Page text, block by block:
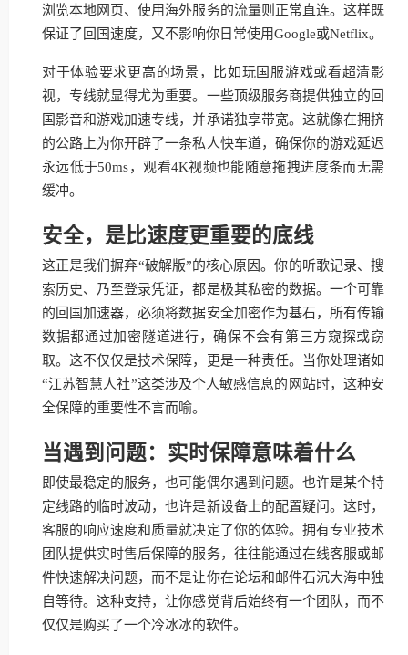
浏览本地网页、使用海外服务的流量则正常直连。这样既
保证了回国速度，又不影响你日常使用Google或Netflix。
对于体验要求更高的场景，比如玩国服游戏或看超清影
视，专线就显得尤为重要。一些顶级服务商提供独立的回
国影音和游戏加速专线，并承诺独享带宽。这就像在拥挤
的公路上为你开辟了一条私人快车道，确保你的游戏延迟
永远低于50ms，观看4K视频也能随意拖拽进度条而无需
缓冲。
安全，是比速度更重要的底线
这正是我们摒弃“破解版”的核心原因。你的听歌记录、搜
索历史、乃至登录凭证，都是极其私密的数据。一个可靠
的回国加速器，必须将数据安全加密作为基石，所有传输
数据都通过加密隧道进行，确保不会有第三方窥探或窃
取。这不仅仅是技术保障，更是一种责任。当你处理诸如
“江苏智慧人社”这类涉及个人敏感信息的网站时，这种安
全保障的重要性不言而喻。
当遇到问题：实时保障意味着什么
即使最稳定的服务，也可能偶尔遇到问题。也许是某个特
定线路的临时波动，也许是新设备上的配置疑问。这时，
客服的响应速度和质量就决定了你的体验。拥有专业技术
团队提供实时售后保障的服务，往往能通过在线客服或邮
件快速解决问题，而不是让你在论坛和邮件石沉大海中独
自等待。这种支持，让你感觉背后始终有一个团队，而不
仅仅是购买了一个冷冰冰的软件。